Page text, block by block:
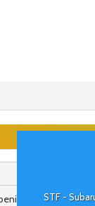
STF -
arabadan yani